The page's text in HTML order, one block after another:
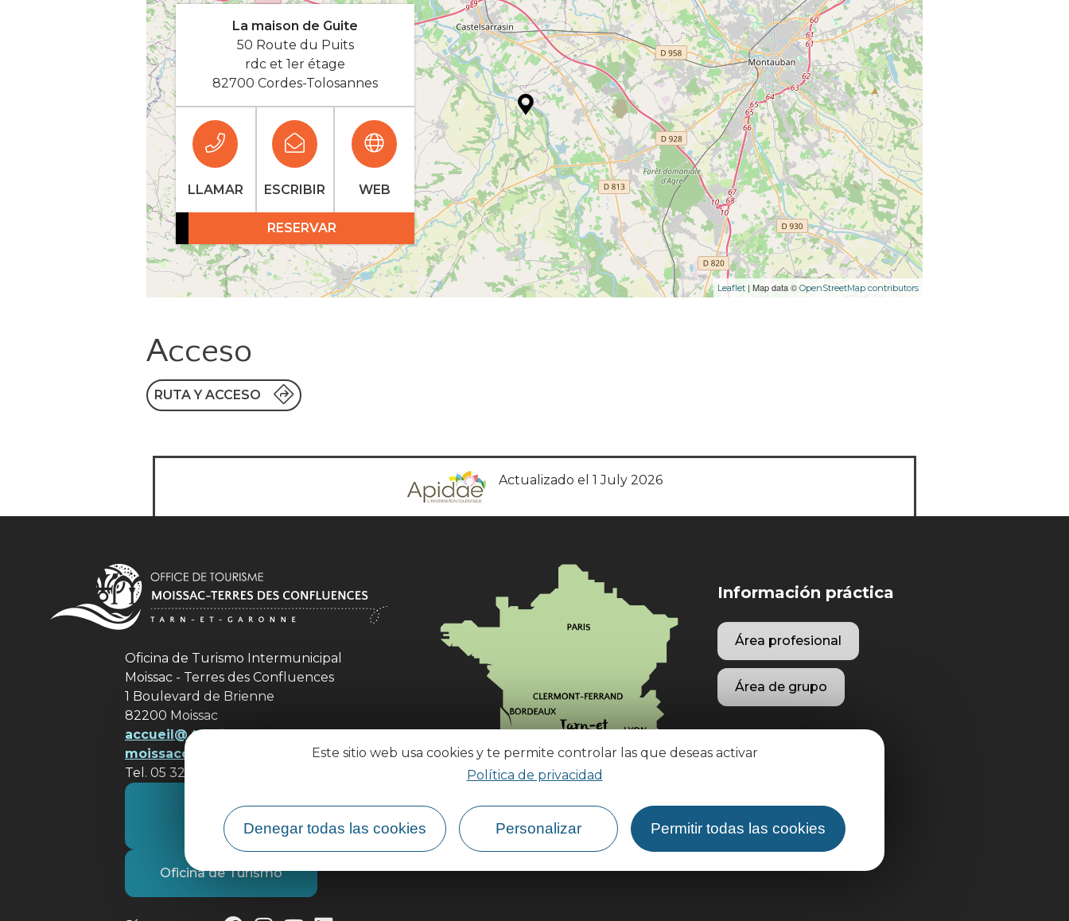
Este sitio web usa cookies y te permite controlar las que deseas activar
Política de privacidad
Denegar todas las cookies Personalizar Permitir todas las cookies
Leaflet | Map data © OpenStreetMap contributors
La maison de Guite
50 Route du Puits
rdc et 1er étage
82700 Cordes-Tolosannes
LLAMAR ESCRIBIR WEB
RESERVAR
Acceso
RUTA Y ACCESO
Actualizado el 1 July 2026
Oficina de Turismo Intermunicipal
Moissac - Terres des Confluences
1 Boulevard de Brienne
82200 Moissac
accueil@ tourisme-
moissacconfluences.fr
Tel. 05 32 09 69 36
Póngase en contacto con
nosotros
Oficina de Turismo
¿Cómo llegar?
Información práctica
Área profesional
Área de grupo